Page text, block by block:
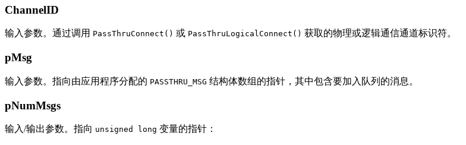
ChannelID
输入参数。通过调用 PassThruConnect() 或 PassThruLogicalConnect() 获取的物理或逻辑通信通道标识符。
pMsg
输入参数。指向由应用程序分配的 PASSTHRU_MSG 结构体数组的指针，其中包含要加入队列的消息。
pNumMsgs
输入/输出参数。指向 unsigned long 变量的指针：